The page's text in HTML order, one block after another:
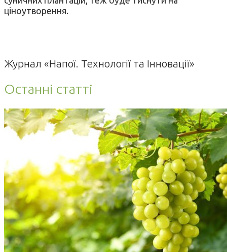
ціноутворення.
Журнал «Напої. Технології та Інновації»
Останні статті